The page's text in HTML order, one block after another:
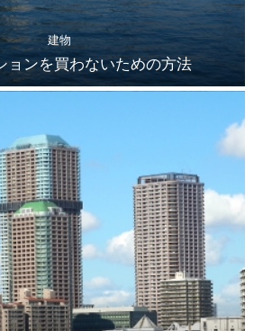
建物
ョンを買わないための方法